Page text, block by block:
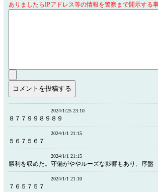
ありましたらIPアドレス等の情報を警察まで開示する
2024/1/25 23:10
８７７９９８９８９
2024/1/1 21:15
５６７５６７
2024/1/1 21:15
勝利を収めた。守備がややルーズな影響もあり、序盤
2024/1/1 21:10
７６５７５７